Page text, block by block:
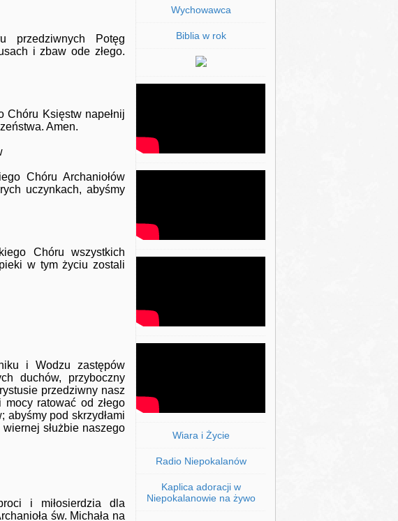
przedziwnych Potęg
i zbaw ode złego.
Chóru Księstw napełnij
Amen.
Chóru Archaniołów
uczynkach, abyśmy
Chóru wszystkich
w tym życiu zostali
i Wodzu zastępów
duchów, przyboczny
przedziwny nasz
ratować od złego
abyśmy pod skrzydłami
służbie naszego
i miłosierdzia dla
św. Michała na
Wychowawca
Biblia w rok
Wiara i Życie
Radio Niepokalanów
Kaplica adoracji w
Niepokalanowie na żywo